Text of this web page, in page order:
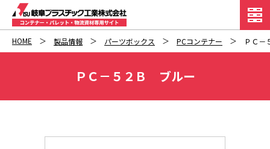
HOME 製品情報 パーツボックス PCコンテナー ＰＣ
ＰＣ－５２Ｂ ブルー